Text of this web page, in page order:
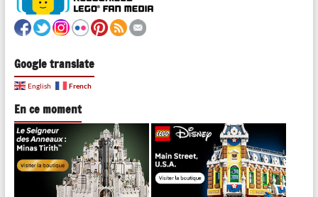
Google translate
English French
En ce moment